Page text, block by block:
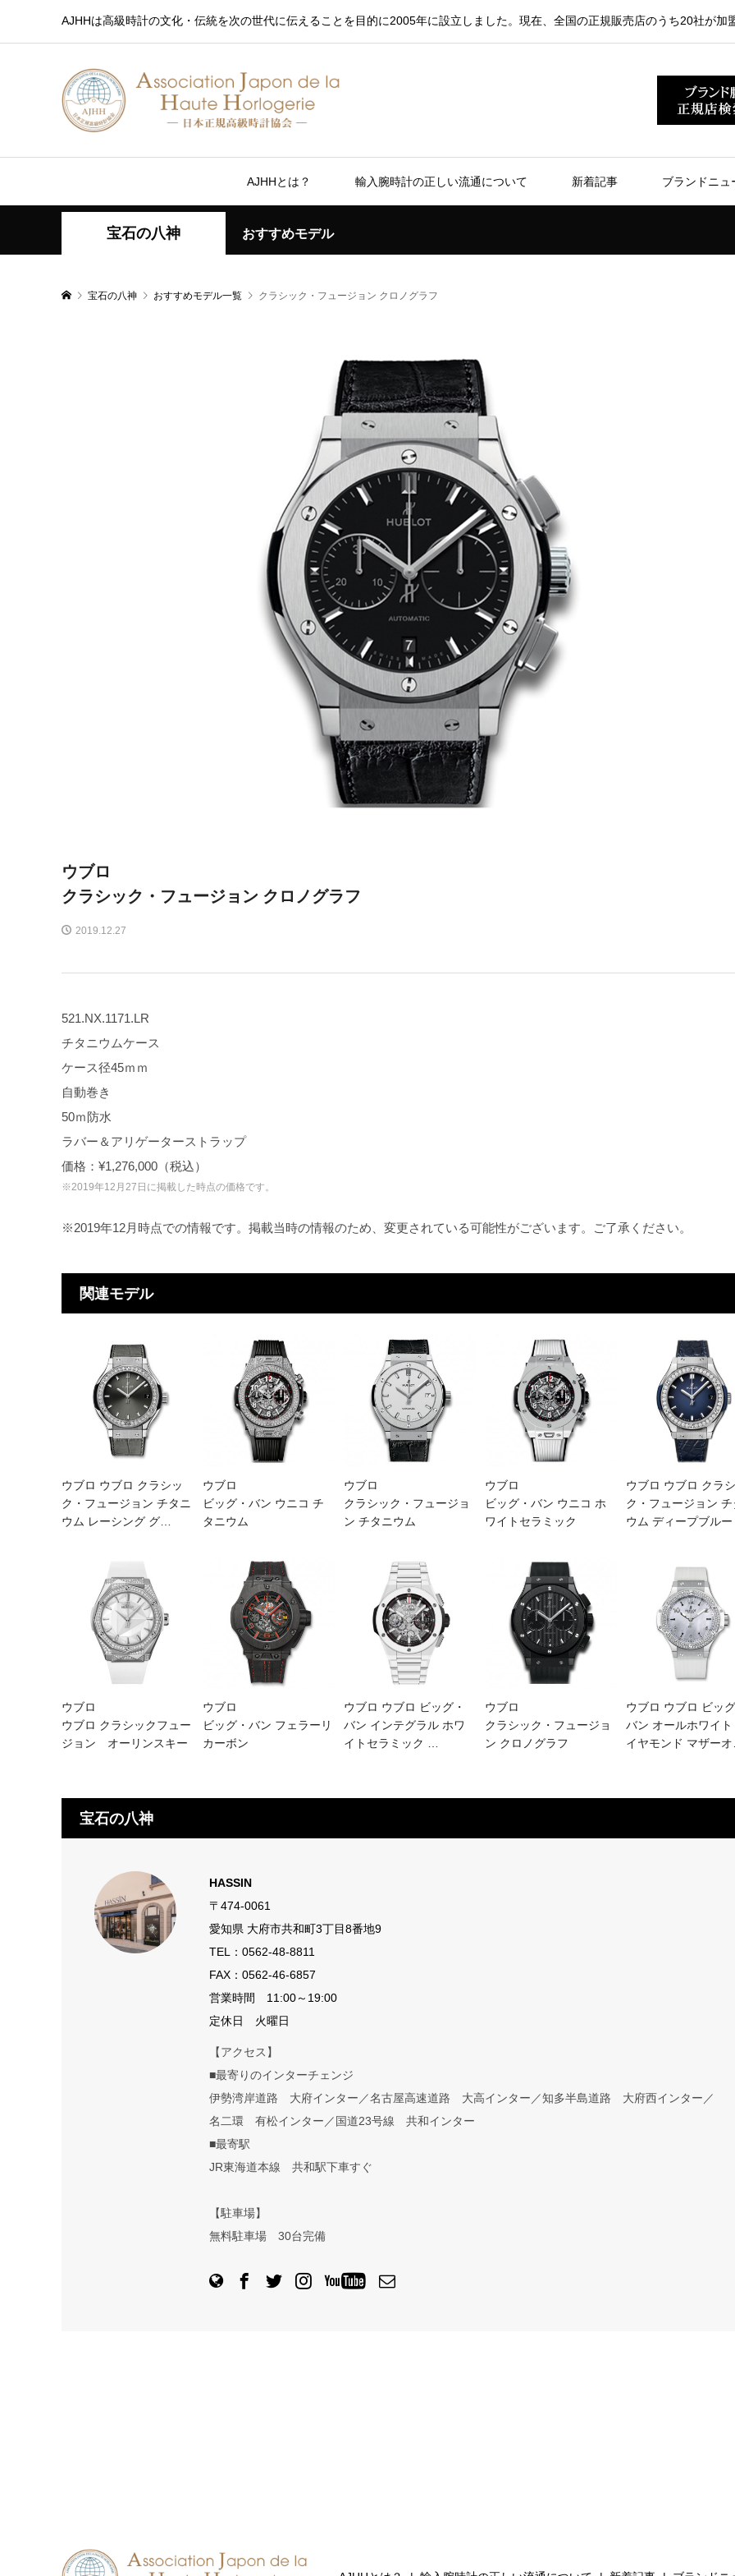
AJHHは高級時計の文化・伝統を次の世代に伝えることを目的に2005年に設立しました。現在、全国の正規販売店のうち20社が加
AJHHとは？ 輸入腕時計の正しい流通について 新着記事 ブランドニュ
宝石の八神 おすすめモデル
宝石の八神 おすすめモデル一覧 クラシック・フュージョン クロノグラフ
ウブロ
クラシック・フュージョン クロノグラフ
2019.12.27
521.NX.1171.LR
チタニウムケース
ケース径45ｍｍ
自動巻き
50ｍ防水
ラバー＆アリゲーターストラップ
価格：¥1,276,000（税込）
※2019年12月27日に掲載した時点の価格です。
※2019年12月時点での情報です。掲載当時の情報のため、変更されている可能性がございます。ご了承ください。
関連モデル
ウブロ ウブロ クラシッ
ク・フュージョン チタニ
ウム レーシング グ…
ウブロ
ビッグ・バン ウニコ チ
タニウム
ウブロ
クラシック・フュージョ
ン チタニウム
ウブロ
ビッグ・バン ウニコ ホ
ワイトセラミック
ウブロ ウブロ クラ
ク・フュージョン チ
ウム ディープブルー
ウブロ
ウブロ クラシックフュー
ジョン オーリンスキー
ウブロ
ビッグ・バン フェラーリ
カーボン
ウブロ ウブロ ビッグ・
バン インテグラル ホワ
イトセラミック
ウブロ
クラシック・フュージョ
ン クロノグラフ
ウブロ ウブロ ビッグ
バン オールホワイト
イヤモンド マザーオ
宝石の八神
HASSIN
〒474-0061
愛知県 大府市共和町3丁目8番地9
TEL： 0562-48-8811
FAX：0562-46-6857
営業時間 11:00～19:00
定休日 火曜日
【アクセス】
■最寄りのインターチェンジ
伊勢湾岸道路 大府インター／名古屋高速道路 大高インター／知多半島道路 大府西インター／
名二環 有松インター／国道23号線 共和インター
■最寄駅
JR東海道本線 共和駅下車すぐ
【駐車場】
無料駐車場 30台完備